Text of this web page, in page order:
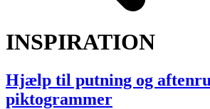
INSPIRATION
Hjælp til putning og
piktogrammer